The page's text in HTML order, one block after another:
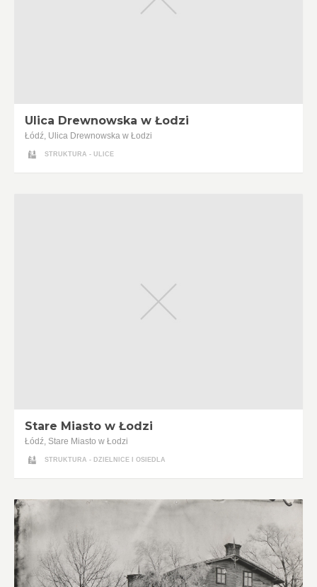
Ulica Drewnowska w Łodzi
Łódź, Ulica Drewnowska w Łodzi
STRUKTURA - ULICE
Stare Miasto w Łodzi
Łódź, Stare Miasto w Łodzi
STRUKTURA - DZIELNICE I OSIEDLA